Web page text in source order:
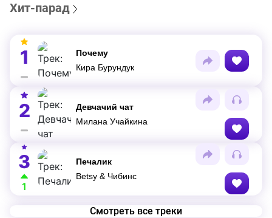
Хит-парад
1
Почему
Кира Бурундук
2
Девчачий чат
Милана Учайкина
3
1
Печалик
Betsy & Чибинс
Смотреть все треки